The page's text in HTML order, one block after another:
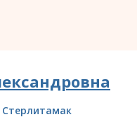
Стерлитамак